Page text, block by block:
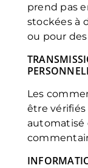
prend pas
stockées à
ou pour
Les
être vérifiés
automatisé